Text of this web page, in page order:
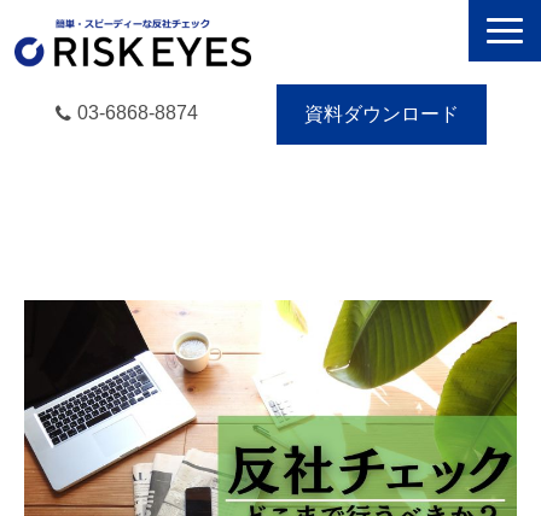
03-6868-8874 資料ダウンロード
セミナー／イベント
eBooks
お役立ち情報
無料トライアル